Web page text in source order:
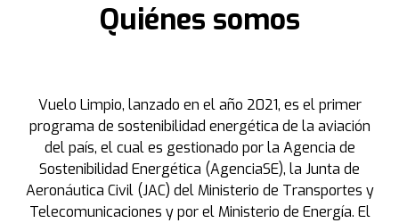
Quiénes somos
Vuelo Limpio, lanzado en el año 2021, es el primer
programa de sostenibilidad energética de la aviación
del país, el cual es gestionado por la Agencia de
Sostenibilidad Energética (AgenciaSE), la Junta de
Aeronáutica Civil (JAC) del Ministerio de Transportes y
Telecomunicaciones y por el Ministerio de Energía. El